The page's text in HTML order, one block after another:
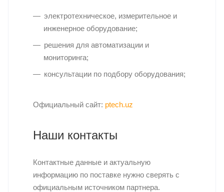
электротехническое, измерительное и
инженерное оборудование;
решения для автоматизации и
мониторинга;
консультации по подбору оборудования;
Официальный сайт: ptech.uz
Наши контакты
Контактные данные и актуальную
информацию по поставке нужно сверять с
официальным источником партнера.